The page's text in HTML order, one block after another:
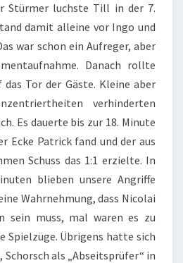
Stürmer luchste Till in der 7.
damit alleine vor Ingo und
war schon ein Aufreger, aber
Danach rollte
Tor der Gäste. Kleine aber
verhinderten
Es dauerte bis zur 18. Minute
Ecke Patrick fand und der aus
Schuss das 1:1 erzielte. In
blieben unsere Angriffe
Wahrnehmung, dass Nicolai
sein muss, mal waren es zu
Übrigens hatte sich
als „Abseitsprüfer“ in